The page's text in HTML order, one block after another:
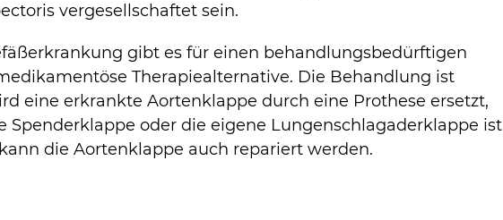
vergesellschaftet sein.
gibt es für einen behandlungsbedürftigen
Therapiealternative. Die Behandlung ist
eine erkrankte Aortenklappe durch eine Prothese ersetzt,
Spenderklappe oder die eigene Lungenschlagaderklappe ist
die Aortenklappe auch repariert werden.